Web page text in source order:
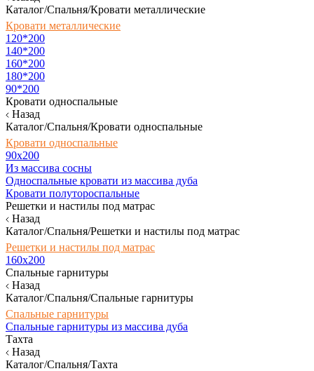
Каталог/Спальня/Кровати металлические
Кровати металлические
120*200
140*200
160*200
180*200
90*200
Кровати односпальные
Назад
Каталог/Спальня/Кровати односпальные
Кровати односпальные
90х200
Из массива сосны
Односпальные кровати из массива дуба
Кровати полутороспальные
Решетки и настилы под матрас
Назад
Каталог/Спальня/Решетки и настилы под матрас
Решетки и настилы под матрас
160х200
Спальные гарнитуры
Назад
Каталог/Спальня/Спальные гарнитуры
Спальные гарнитуры
Спальные гарнитуры из массива дуба
Тахта
Назад
Каталог/Спальня/Тахта